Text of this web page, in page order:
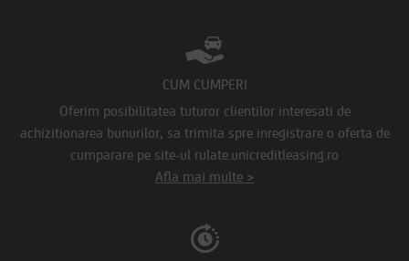
CUM CUMPERI
Oferim posibilitatea tuturor clientilor interesati de
achizitionarea bunurilor, sa trimita spre inregistrare o oferta de
cumparare pe site-ul rulate.unicreditleasing.ro
Afla mai multe >